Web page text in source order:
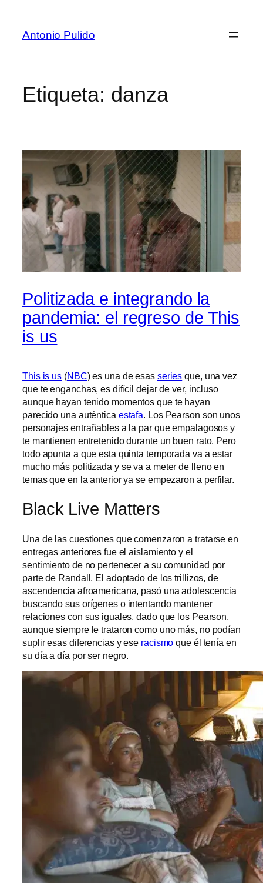
Antonio Pulido
Etiqueta: danza
Politizada e integrando la
pandemia: el regreso de This
is us
This is us (NBC) es una de esas series que, una vez
que te enganchas, es difícil dejar de ver, incluso
aunque hayan tenido momentos que te hayan
parecido una auténtica estafa . Los Pearson son unos
personajes entrañables a la par que empalagosos y
te mantienen entretenido durante un buen rato. Pero
todo apunta a que esta quinta temporada va a estar
mucho más politizada y se va a meter de lleno en
temas que en la anterior ya se empezaron a perfilar.
Black Live Matters
Una de las cuestiones que comenzaron a tratarse en
entregas anteriores fue el aislamiento y el
sentimiento de no pertenecer a su comunidad por
parte de Randall. El adoptado de los trillizos, de
ascendencia afroamericana, pasó una adolescencia
buscando sus orígenes o intentando mantener
relaciones con sus iguales, dado que los Pearson,
aunque siempre le trataron como uno más, no podían
suplir esas diferencias y ese racismo que él tenía en
su día a día por ser negro.